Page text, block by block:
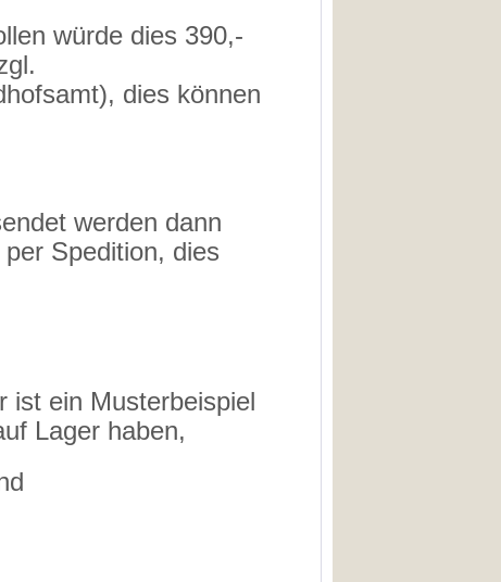
würde dies 390,-
dies können
werden dann
Spedition, dies
ist ein Musterbeispiel
Lager haben,